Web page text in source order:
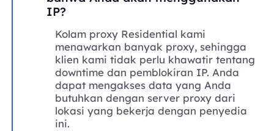
IP?
Kolam proxy Residential kami
menawarkan banyak proxy, sehingga
klien kami tidak perlu khawatir tentang
downtime dan pemblokiran IP. Anda
dapat mengakses data yang Anda
butuhkan dengan server proxy dari
lokasi yang bekerja dengan penyedia
ini.